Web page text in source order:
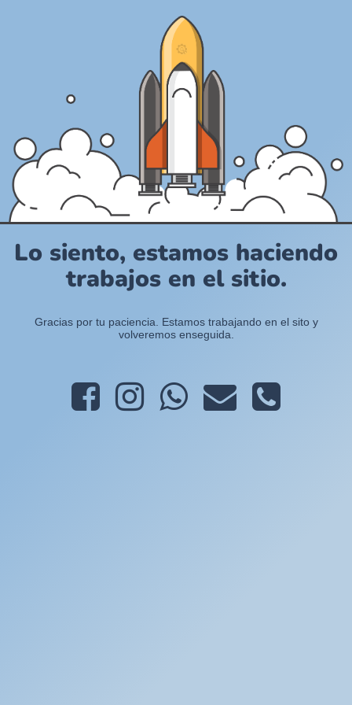
Lo siento, estamos haciendo
trabajos en el sitio.
Gracias por tu paciencia. Estamos trabajando en el sito y
volveremos enseguida.